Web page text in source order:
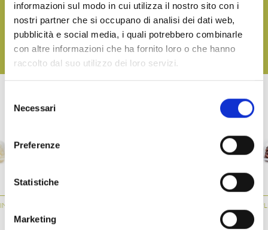
informazioni sul modo in cui utilizza il nostro sito con i
nostri partner che si occupano di analisi dei dati web,
pubblicità e social media, i quali potrebbero combinarle
con altre informazioni che ha fornito loro o che hanno
raccolto dal suo utilizzo dei loro servizi.
delNecessari
Preferenze
Statistiche
Marketing
DOWNLOAD OUR CATALOGUE AND DISCOVER ALL OUR
DELICACIES
DOWNLOAD
OTHER PRODUCTS OF LINEA TERRA
ATM034 034
AUBERGINES